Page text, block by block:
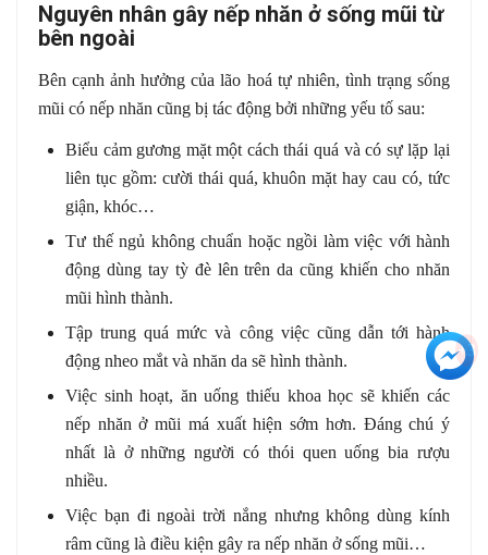
Nguyên nhân gây nếp nhăn ở sống mũi từ
bên ngoài
Bên cạnh ảnh hưởng của lão hoá tự nhiên, tình trạng sống
mũi có nếp nhăn cũng bị tác động bởi những yếu tố sau:
Biểu cảm gương mặt một cách thái quá và có sự lặp lại
liên tục gồm: cười thái quá, khuôn mặt hay cau có, tức
giận, khóc…
Tư thế ngủ không chuẩn hoặc ngồi làm việc với hành
động dùng tay tỳ đè lên trên da cũng khiến cho nhăn
mũi hình thành.
Tập trung quá mức và công việc cũng dẫn tới hành
động nheo mắt và nhăn da sẽ hình thành.
Việc sinh hoạt, ăn uống thiếu khoa học sẽ khiến các
nếp nhăn ở mũi má xuất hiện sớm hơn. Đáng chú ý
nhất là ở những người có thói quen uống bia rượu
nhiều.
Việc bạn đi ngoài trời nắng nhưng không dùng kính
râm cũng là điều kiện gây ra nếp nhăn ở sống mũi…
+3